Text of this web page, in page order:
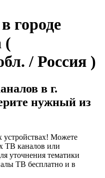
городе
(
/ Россия )
в г.
нужный из
Можете
ТВ каналов или
уточнения тематики
ТВ бесплатно и в